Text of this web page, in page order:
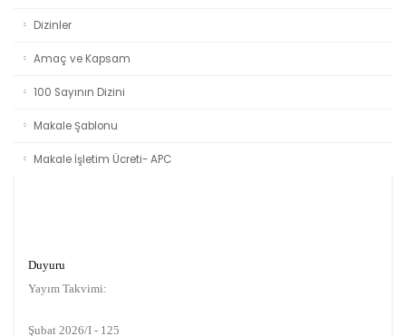
Dizinler
Amaç ve Kapsam
100 Sayının Dizini
Makale Şablonu
Makale İşletim Ücreti- APC
Yayım Takvimi: